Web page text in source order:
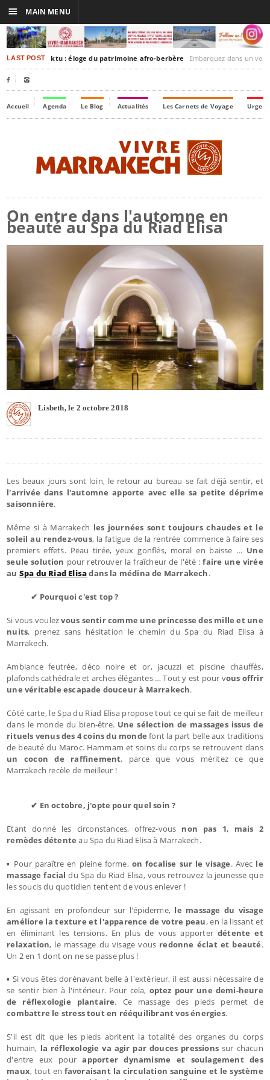
LAST POSTTimbuktu : éloge du patrimoine afro-berbère Embarquez dans un voyage culturel dans le
 
Accueil Agenda Le Blog Actualités Les Carnets de Voyage
On entre dans l'automne en
beauté au Spa du Riad Elisa
Lisbeth, le 2 octobre 2018
Les beaux jours sont loin, le retour au bureau se fait déjà sentir, et
l'arrivée dans l'automne apporte avec elle sa petite déprime
saisonnière.
Même si à Marrakech les journées sont toujours chaudes et le
soleil au rendez-vous, la fatigue de la rentrée commence à faire ses
premiers effets. Peau tirée, yeux gonflés, moral en baisse … Une
seule solution pour retrouver la fraîcheur de l'été :faire une virée
au Spa du Riad Elisadans la médina de Marrakech.
✔ Pourquoi c'est top ?
Si vous voulezvous sentir comme une princesse des mille et une
nuits, prenez sans hésitation le chemin du Spa du Riad Elisa à
Marrakech.
Ambiance feutrée, déco noire et or, jacuzzi et piscine chauffés,
plafonds cathédrale et arches élégantes … Tout y est pour vous offrir
une véritable escapade douceur à Marrakech.
Côté carte, le Spa du Riad Elisa propose tout ce qui se fait de meilleur
dans le monde du bien-être. Une sélection de massages issus de
rituels venus des 4 coins du monde font la part belle aux traditions
de beauté du Maroc. Hammam et soins du corps se retrouvent dans
un cocon de raffinement, parce que vous méritez ce que
Marrakech recèle de meilleur !
✔ En octobre, j'opte pour quel soin ?
Etant donné les circonstances, offrez-vous non pas 1, mais 2
remèdes détenteau Spa du Riad Elisa à Marrakech.
▪ Pour paraître en pleine forme, on focalise sur le visage. Avec le
massage facialdu Spa du Riad Elisa, vous retrouvez la jeunesse que
les soucis du quotidien tentent de vous enlever !
En agissant en profondeur sur l'épiderme, le massage du visage
améliore la texture et l'apparence de votre peau, en la lissant et
en éliminant les tensions. En plus de vous apporter détente et
relaxation, le massage du visage vous redonne éclat et beauté.
Un 2 en 1 dont on ne se passe plus !
▪ Si vous êtes dorénavant belle à l'extérieur, il est aussi nécessaire de
se sentir bien à l'intérieur. Pour cela, optez pour une demi-heure
de réflexologie plantaire. Ce massage des pieds permet de
combattre le stress tout en rééquilibrant vos énergies.
S'il est dit que les pieds abritent la totalité des organes du corps
humain, la réflexologie va agir par douces pressions sur chacun
d'entre eux pourapporter dynamisme et soulagement des
maux, tout en favoraisant la circulation sanguine et le système
☰ MAIN MENU